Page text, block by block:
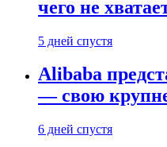
чего не
5 дней спустя
Alibaba
— свою
6 дней спустя